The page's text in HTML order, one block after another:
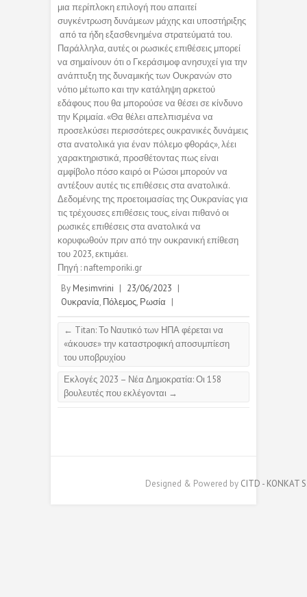
μια περίπλοκη επιλογή που απαιτεί
συγκέντρωση δυνάμεων μάχης και υποστήριξης
από τα ήδη εξασθενημένα στρατεύματά του.
Παράλληλα, αυτές οι ρωσικές επιθέσεις μπορεί
να σημαίνουν ότι ο Γκεράσιμοφ ανησυχεί για την
ανάπτυξη της δυναμικής των Ουκρανών στο
νότιο μέτωπο και την κατάληψη αρκετού
εδάφους που θα μπορούσε να θέσει σε κίνδυνο
την Κριμαία. «Θα θέλει απελπισμένα να
προσελκύσει περισσότερες ουκρανικές δυνάμεις
στα ανατολικά για έναν πόλεμο φθοράς», λέει
χαρακτηριστικά, προσθέτοντας πως είναι
αμφίβολο πόσο καιρό οι Ρώσοι μπορούν να
αντέξουν αυτές τις επιθέσεις στα ανατολικά.
Δεδομένης της προετοιμασίας της Ουκρανίας για
τις τρέχουσες επιθέσεις τους, είναι πιθανό οι
ρωσικές επιθέσεις στα ανατολικά να
κορυφωθούν πριν από την ουκρανική επίθεση
του 2023, εκτιμάει.
Πηγή : naftemporiki.gr
By Mesimvrini | 23/06/2023 |
Oυκρανία, Πόλεμος, Ρωσία |
← Titan: Το Ναυτικό των ΗΠΑ φέρεται να
«άκουσε» την καταστροφική αποσυμπίεση
του υποβρυχίου
Εκλογές 2023 – Νέα Δημοκρατία: Οι 158
βουλευτές που εκλέγονται →
Designed & Powered by CITD - KONKAT